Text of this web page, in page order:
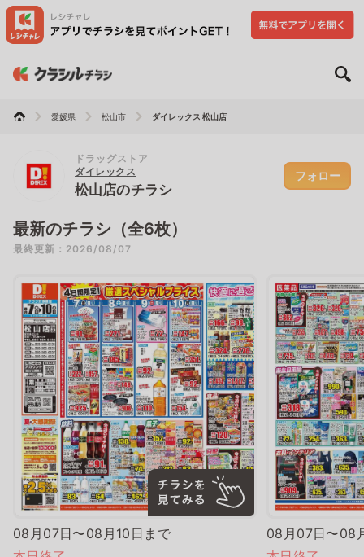
愛媛県 松山市 ダイレックス 松山店
ドラッグストア
ダイレックス
松山店のチラシ
フォロー
最新のチラシ（全6枚）
最終更新：2026/08/07
08月07日〜08月10日まで
08月07日〜08